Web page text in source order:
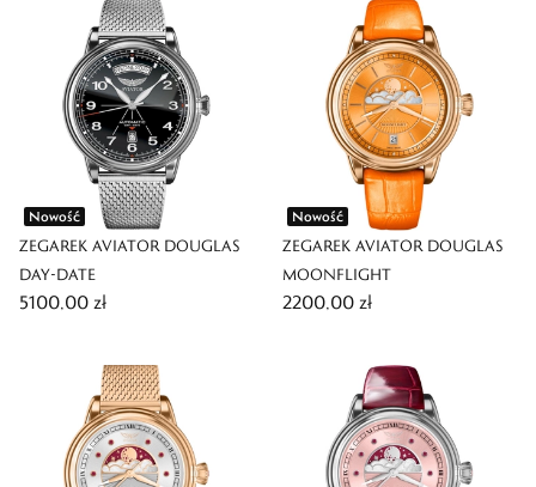
Nowość
ZEGAREK AVIATOR DOUGLAS
DAY-DATE
5100,00 zł
Nowość
ZEGAREK AVIATOR DOUGLAS
MOONFLIGHT
2200,00 zł